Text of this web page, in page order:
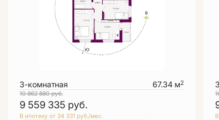
3-комнатная 67.34 м2
10 862 880руб.
9 559 335 руб.
В ипотеку от 34 331 руб./мес.